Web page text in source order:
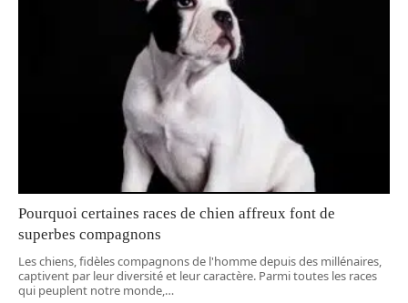
Pourquoi certaines races de chien affreux font de
superbes compagnons
Les chiens, fidèles compagnons de l'homme depuis des millénaires,
captivent par leur diversité et leur caractère. Parmi toutes les races
qui peuplent notre monde,…